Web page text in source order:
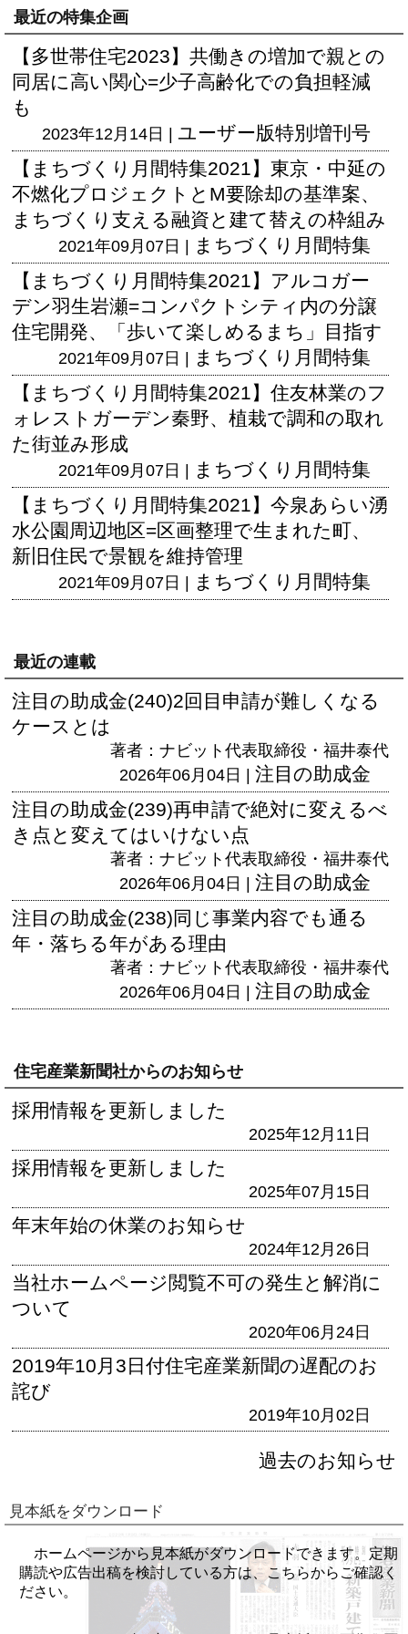
最近の特集企画
【多世帯住宅2023】共働きの増加で親との
同居に高い関心=少子高齢化での負担軽減
も
2023年12月14日 | ユーザー版特別増刊号
【まちづくり月間特集2021】東京・中延の
不燃化プロジェクトとM要除却の基準案、
まちづくり支える融資と建て替えの枠組み
2021年09月07日 |
まちづくり月間特集
【まちづくり月間特集2021】アルコガー
デン羽生岩瀬=コンパクトシティ内の分譲
住宅開発、「歩いて楽しめるまち」目指す
2021年09月07日 |
まちづくり月間特集
【まちづくり月間特集2021】住友林業のフ
ォレストガーデン秦野、植栽で調和の取れ
た街並み形成
2021年09月07日 |
まちづくり月間特集
【まちづくり月間特集2021】今泉あらい湧
水公園周辺地区=区画整理で生まれた町、
新旧住民で景観を維持管理
2021年09月07日 | まちづくり月間特集
最近の連載
注目の助成金(240)2回目申請が難しくなる
ケースとは
著者：ナビット代表取締役・福井泰代
2026年06月04日 | 注目の助成金
注目の助成金(239)再申請で絶対に変えるべ
き点と変えてはいけない点
著者：ナビット代表取締役・福井泰代
2026年06月04日 | 注目の助成金
注目の助成金(238)同じ事業内容でも通る
年・落ちる年がある理由
著者：ナビット代表取締役・福井泰代
2026年06月04日 | 注目の助成金
住宅産業新聞社からのお知らせ
採用情報を更新しました
2025年12月11日
採用情報を更新しました
2025年07月15日
年末年始の休業のお知らせ
2024年12月26日
当社ホームページ閲覧不可の発生と解消に
ついて
2020年06月24日
2019年10月3日付住宅産業新聞の遅配のお
詫び
2019年10月02日
過去のお知らせ
見本紙をダウンロード
ホームページから見本紙がダウンロードできます。定期
購読や広告出稿を検討している方は、こちらからご確認く
ださい。